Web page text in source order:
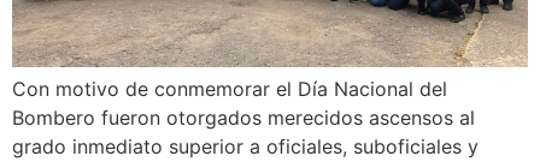
Con motivo de conmemorar el Día Nacional del
Bombero fueron otorgados merecidos ascensos al
grado inmediato superior a oficiales, suboficiales y